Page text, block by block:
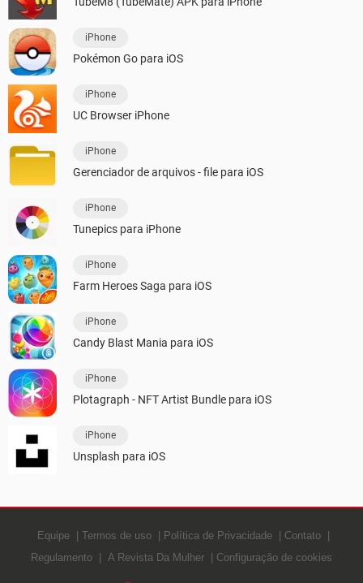
iPhone
Pokémon Go para iOS
iPhone
UC Browser iPhone
iPhone
Gerenciador de arquivos - file para iOS
iPhone
Tunepics para iPhone
iPhone
Farm Heroes Saga para iOS
iPhone
Candy Blast Mania para iOS
iPhone
Plotagraph - NFT Artist Bundle para iOS
iPhone
Unsplash para iOS
Equipe Termos de uso Política de Privacidade
Contato
Regulamento
A Revista Da Mulher Configuração de cookies